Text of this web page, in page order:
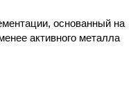
основанный на
активного металла